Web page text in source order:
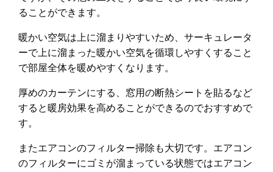
ることができます。
暖かい空気は上に溜まりやすいため、サーキュレータ
ーで上に溜まった暖かい空気を循環しやすくすること
で部屋全体を暖めやすくなります。
厚めのカーテンにする、窓用の断熱シートを貼るなど
すると暖房効果を高めることができるのでおすすめで
す。
またエアコンのフィルター掃除も大切です。エアコン
のフィルターにゴミが溜まっている状態ではエアコン